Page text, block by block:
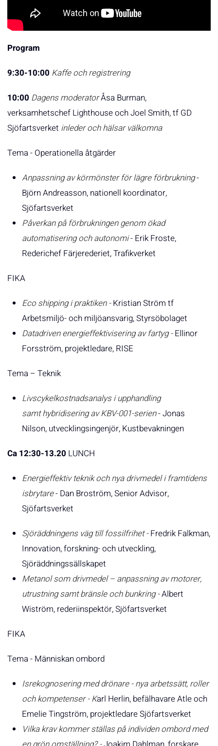
Program
9:30-10:00 Kaffe och registrering
10:00 Dagens moderatorÅsa Burman,
verksamhetschef Lighthouse och Joel Smith, tf GD
Sjöfartsverket inleder och hälsar välkomna
Tema - Operationella åtgärder
Anpassning av körmönster för lägre förbrukning-
Björn Andreasson, nationell koordinator,
Sjöfartsverket
Påverkan på förbrukningen genom ökad
automatisering och autonomi- Erik Froste,
Rederichef Färjerederiet, Trafikverket
FIKA
Eco shipping i praktiken -Kristian Ström tf
Arbetsmiljö- och miljöansvarig, Styrsöbolaget
Datadriven energieffektivisering av fartyg -Ellinor
Forsström, projektledare, RISE
Tema – Teknik
Livscykelkostnadsanalys i upphandling
samthybridisering av KBV-001-serien- Jonas
Nilson, utvecklingsingenjör, Kustbevakningen
Ca 12:30-13.20 LUNCH
Energieffektiv teknik och nya drivmedel i framtidens
isbrytare- Dan Broström, Senior Advisor,
Sjöfartsverket
Sjöräddningens väg till fossilfrihet -Fredrik Falkman,
Innovation, forskning- och utveckling,
Sjöräddningssällskapet
Metanol som drivmedel – anpassning av motorer,
utrustning samt bränsle och bunkring -Albert
Wiström, rederiinspektör, Sjöfartsverket
FIKA
Tema - Människan ombord
Isrekognosering med drönare - nya arbetssätt, roller
och kompetenser - Karl Herlin, befälhavare Atle och
Emelie Tingström, projektledare Sjöfartsverket
Vilka krav kommer ställas på individen ombord med